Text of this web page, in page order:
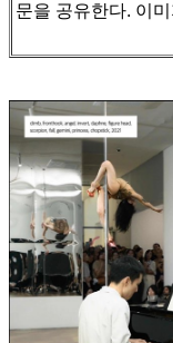
문을 공유한다. 이